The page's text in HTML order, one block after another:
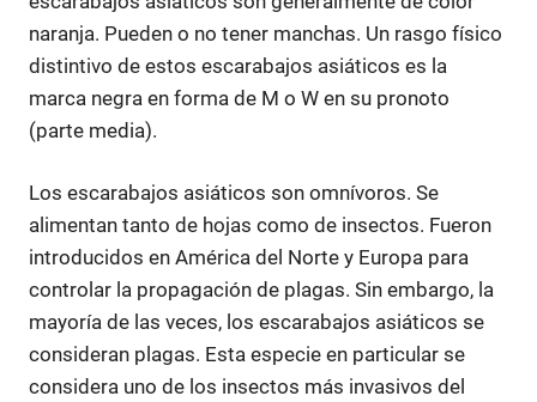
naranja. Pueden o no tener manchas. Un rasgo físico
distintivo de estos escarabajos asiáticos es la
marca negra en forma de M o W en su pronoto
(parte media).
Los escarabajos asiáticos son omnívoros. Se
alimentan tanto de hojas como de insectos. Fueron
introducidos en América del Norte y Europa para
controlar la propagación de plagas. Sin embargo, la
mayoría de las veces, los escarabajos asiáticos se
consideran plagas. Esta especie en particular se
considera uno de los insectos más invasivos del